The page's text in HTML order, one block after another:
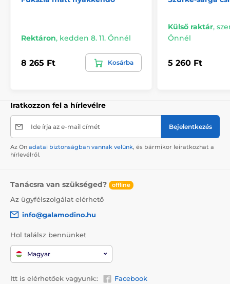
Rektáron, kedden 8. 11. Önnél
8 265 Ft Kosárba
Külső raktár,
Önnél
5 260 Ft
Iratkozzon fel a hírlevélre
Ide írja az e-mail címét Bejelentkezés
Az Ön adatai biztonságban vannak velünk, és bármikor leiratkozhat a
hírlevélről.
Tanácsra van szükséged? offline
Az ügyfélszolgálat elérhető
info@galamodino.hu
Hol találsz bennünket
Magyar
Itt is elérhetőek vagyunk:: Facebook